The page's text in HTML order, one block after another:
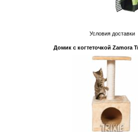
Условия доставки
Домик с когтеточкой Zamora